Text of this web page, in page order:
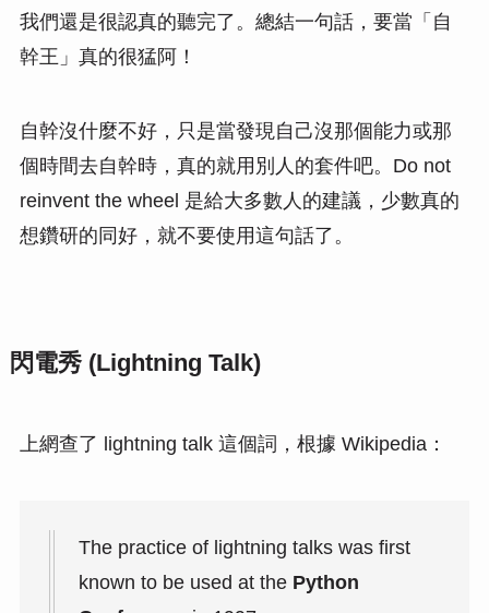
我們還是很認真的聽完了。總結一句話，要當「自
幹王」真的很猛阿！
自幹沒什麼不好，只是當發現自己沒那個能力或那
個時間去自幹時，真的就用別人的套件吧。Do not
reinvent the wheel 是給大多數人的建議，少數真的
想鑽研的同好，就不要使用這句話了。
閃電秀 (Lightning Talk)
上網查了 lightning talk 這個詞，根據 Wikipedia：
The practice of lightning talks was first
known to be used at the Python